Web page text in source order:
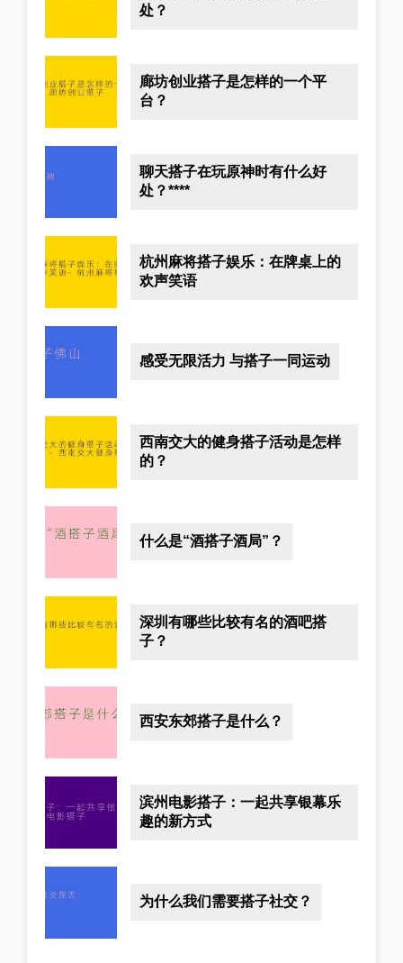
处？
廊坊创业搭子是怎样的一个平
台？
聊天搭子在玩原神时有什么好
处？****
杭州麻将搭子娱乐：在牌桌上的
欢声笑语
感受无限活力 与搭子一同运动
西南交大的健身搭子活动是怎样
的？
什么是“酒搭子酒局”？
深圳有哪些比较有名的酒吧搭
子？
西安东郊搭子是什么？
滨州电影搭子：一起共享银幕乐
趣的新方式
为什么我们需要搭子社交？